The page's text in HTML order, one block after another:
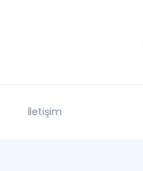
İletişim